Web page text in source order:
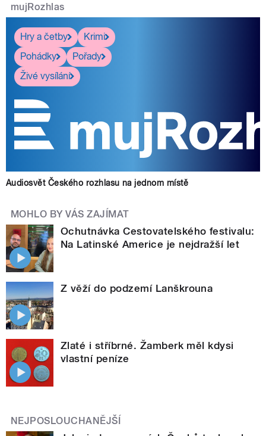
mujRozhlas
Hry a četby
Krimi
Pohádky
Pořady
Živé vysílání
Audiosvět Českého rozhlasu na jednom místě
MOHLO BY VÁS ZAJÍMAT
Ochutnávka Cestovatelského festivalu:
Na Latinské Americe je nejdražší let
Z věží do podzemí Lanškrouna
Zlaté i stříbrné. Žamberk měl kdysi
vlastní peníze
NEJPOSLOUCHANĚJŠÍ